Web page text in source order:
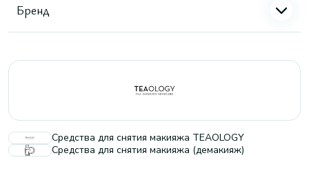
Бренд
Средства для снятия макияжа TEAOLOGY
Средства для снятия макияжа (демакияж)